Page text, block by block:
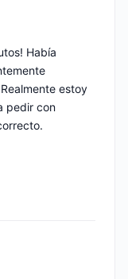
Había
estoy
pedir con